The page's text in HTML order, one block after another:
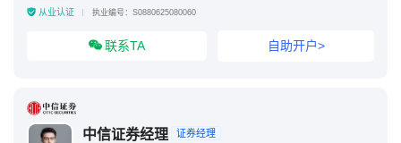
从业认证 执业编号：S0880625080060
联系TA 自助开户>
中信证券经理 证券经理